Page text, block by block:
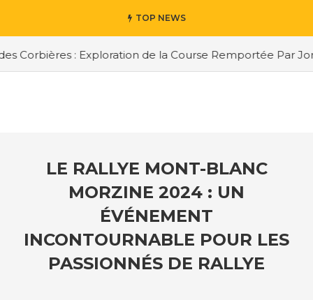
TOP NEWS
: Exploration de la Course Remportée Par
LE RALLYE MONT-BLANC
MORZINE 2024 : UN
ÉVÉNEMENT
INCONTOURNABLE POUR LES
PASSIONNÉS DE RALLYE